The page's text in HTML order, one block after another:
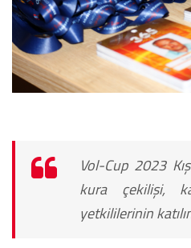
Vol-Cup 2023
kura çekilişi,
yetkililerinin